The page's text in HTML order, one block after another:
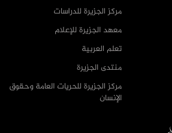
مركز الجزيرة للدراسات
معهد الجزيرة للإعلام
تعلم العربية
منتدى الجزيرة
مركز الجزيرة للحريات العامة وحقوق
الإنسان